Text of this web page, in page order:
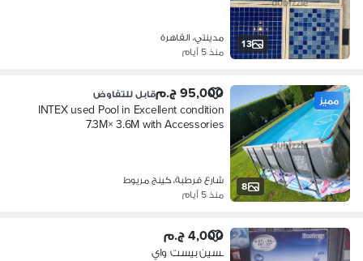
13
مدينتي، القاهرة
منذ 5 أيام
8
مميز 95,000 ج.م قابل للتفاوض
INTEX used Pool in Excellent condition
7.3M× 3.6M with Accessories
شارع قرطبة، كينج مريوط
منذ 5 أيام
4,000 ج.م
بسين بيست واي